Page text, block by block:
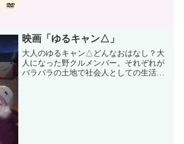
映画「ゆるキャン△」
大人のゆるキャン△どんなおはなし？大
人になった野クルメンバー。それぞれが
バラバラの土地で社会人としての生活を